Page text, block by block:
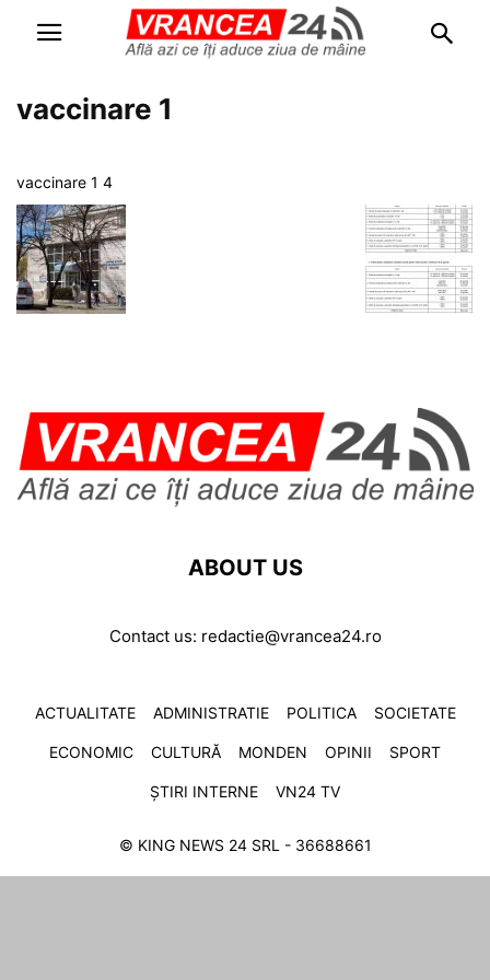
vaccinare 1
vaccinare 1 4
ABOUT US
Contact us: redactie@vrancea24.ro
ACTUALITATE ADMINISTRATIE POLITICA SOCIETATE
ECONOMIC CULTURĂ MONDEN OPINII SPORT
ȘTIRI INTERNE VN24 TV
© KING NEWS 24 SRL - 36688661